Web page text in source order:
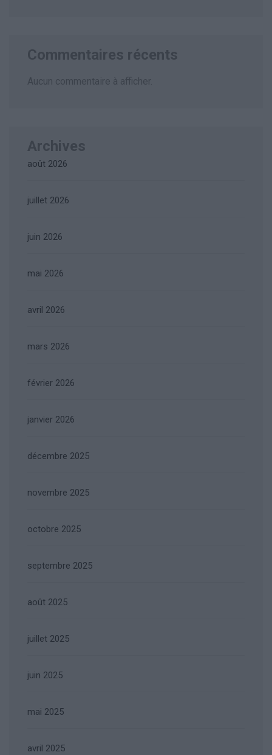
Commentaires récents
Aucun commentaire à afficher.
Archives
août 2026
juillet 2026
juin 2026
mai 2026
avril 2026
mars 2026
février 2026
janvier 2026
décembre 2025
novembre 2025
octobre 2025
septembre 2025
août 2025
juillet 2025
juin 2025
mai 2025
avril 2025